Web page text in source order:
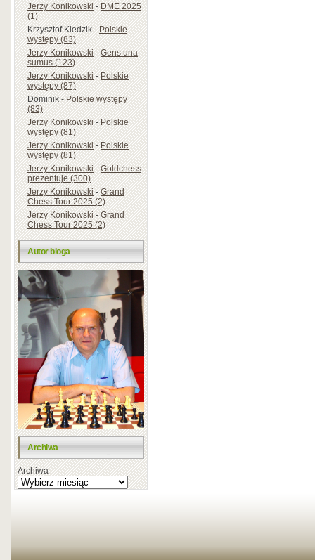
Jerzy Konikowski-DME 2025
(1)
Krzysztof Kledzik-Polskie
występy (83)
Jerzy Konikowski-Gens una
sumus (123)
Jerzy Konikowski-Polskie
występy (87)
Dominik-Polskie występy
(83)
Jerzy Konikowski-Polskie
występy (81)
Jerzy Konikowski-Polskie
występy (81)
Jerzy Konikowski-Goldchess
prezentuje (300)
Jerzy Konikowski-Grand
Chess Tour 2025 (2)
Jerzy Konikowski-Grand
Chess Tour 2025 (2)
Autor bloga
Archiwa
Archiwa